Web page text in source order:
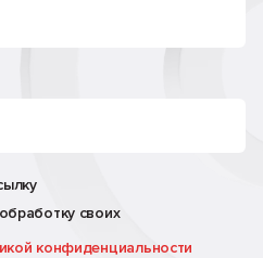
своих
конфиденциальности